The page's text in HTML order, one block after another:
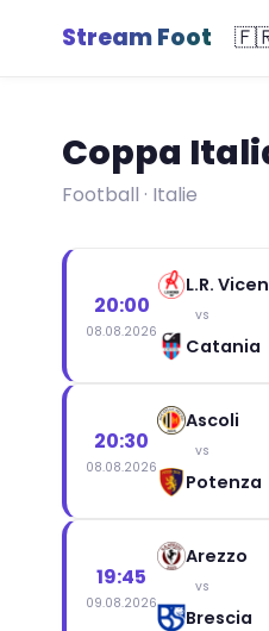
Stream Foot
Coppa
Football · Italie
20:00
08.08.2026
L.R.
vs
Catania
20:30
08.08.2026
Ascoli
vs
Potenza
19:45
09.08.2026
Arezzo
vs
Brescia